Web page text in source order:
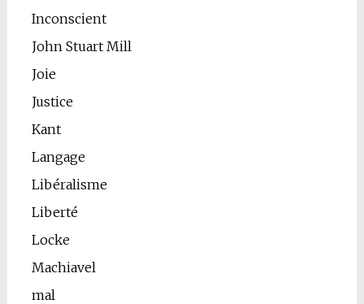
Inconscient
John Stuart Mill
Joie
Justice
Kant
Langage
Libéralisme
Liberté
Locke
Machiavel
mal